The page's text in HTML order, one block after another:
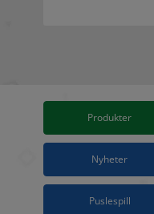
Produkter
Nyheter
Puslespill